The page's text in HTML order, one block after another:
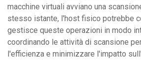
macchine virtuali avviano una
stesso istante, l'host fisico potrebbe
gestisce queste operazioni in modo
coordinando le attività di scansione
l'efficienza e minimizzare l'impatto